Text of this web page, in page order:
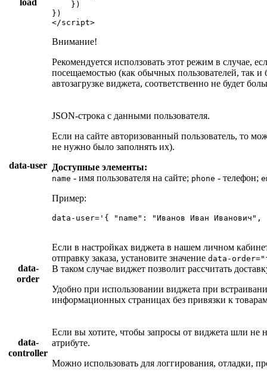
load
    })
})
</script>
Внимание!
Рекомендуется исползовать этот режим в случае,
посещаемостью (как обычных пользователей, так и
автозагрузке виджета, соответственно не будет
data-user
JSON-строка с данными пользователя.
Если на сайте авторизованный пользователь, то
не нужно было заполнять их).
Доступные элементы:
name - имя пользователя на сайте; phone - телефон;
Пример:
data-user= '{ "name": "Иванов Иван
data-
order
Если в настройках виджета в нашем личном
отправку заказа, установите значение data-
В таком случае виджет позволит рассчитать
Удобно при использовании виджета при
информационных страницах без привязки к
data-
controller
Если вы хотите, чтобы запросы от виджета шли не
атрибуте.
Можно использовать для логгирования, отладки,